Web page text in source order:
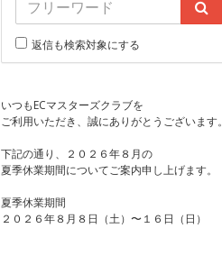
返信も検索対象にする
いつもECマスターズクラブを
ご利用いただき、誠にありがとうございます。
下記の通り、２０２６年８月の
夏季休業期間についてご案内申し上げます。
夏季休業期間
２０２６年８月８日（土）〜１６日（日）